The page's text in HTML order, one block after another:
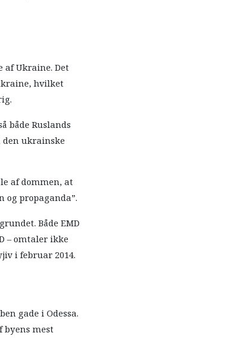
af Ukraine. Det
hvilket
både Ruslands
den ukrainske
af dommen, at
og propaganda”.
Både EMD
– omtaler ikke
i februar 2014.
gade i Odessa.
byens mest